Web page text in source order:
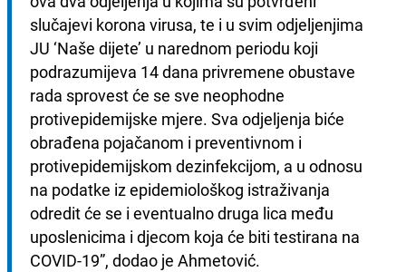
slučajevi korona virusa, te i u svim odjeljenjima
JU ‘Naše dijete’ u narednom periodu koji
podrazumijeva 14 dana privremene obustave
rada sprovest će se sve neophodne
protivepidemijske mjere. Sva odjeljenja biće
obrađena pojačanom i preventivnom i
protivepidemijskom dezinfekcijom, a u odnosu
na podatke iz epidemiološkog istraživanja
odredit će se i eventualno druga lica među
uposlenicima i djecom koja će biti testirana na
COVID-19”, dodao je Ahmetović.